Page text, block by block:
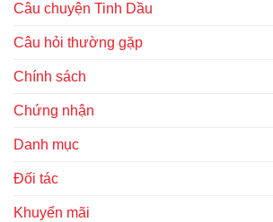
Câu chuyện Tinh Dầu
Câu hỏi thường gặp
Chính sách
Chứng nhận
Danh mục
Đối tác
Khuyến mãi